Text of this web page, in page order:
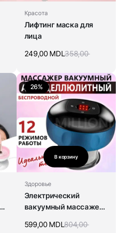
Красота
Лифтинг маска для
лица
358,00
249,00 MDL
26%
В корзину
Здоровье
Электрический
вакуумный массажер-
804,00
599,00 MDL